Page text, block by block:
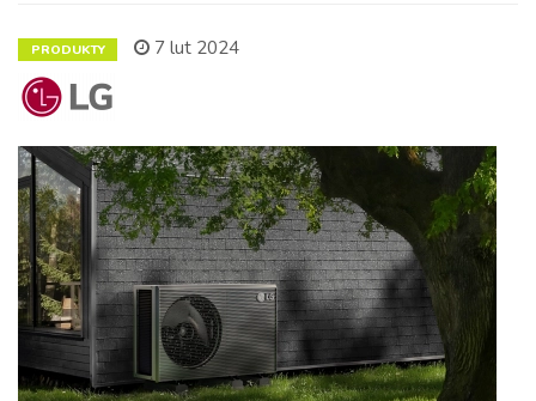
PRODUKTY 7 lut 2024